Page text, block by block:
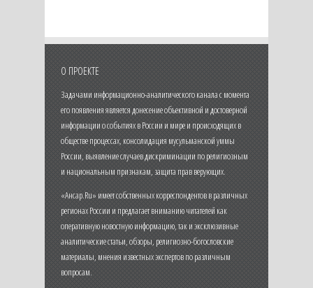
О ПРОЕКТЕ
Задачами информационно-аналитического канала с момента
его появления является донесение объективной и достоверной
информации о событиях в России и мире и происходящих в
обществе процессах, консолидация мусульманской уммы
России, выявление случаев дискриминации по религиозным
и национальным признакам, защита прав верующих.
«Ансар.Ru» имеет собственных корреспондентов в различных
регионах России и предлагает вниманию читателей как
оперативную новостную информацию, так и эксклюзивные
аналитические статьи, обзоры, религиозно-богословские
материалы, мнения известных экспертов по различным
вопросам.